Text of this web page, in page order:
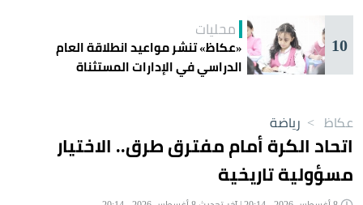
10
محليات
«عكاظ» تنشر مواعيد انطلاقة العام
الدراسي في الإدارات المستثناة
عكاظ > رياضة
اتحاد الكرة أمام مفترق طرق.. الاختيار
مسؤولية تاريخية